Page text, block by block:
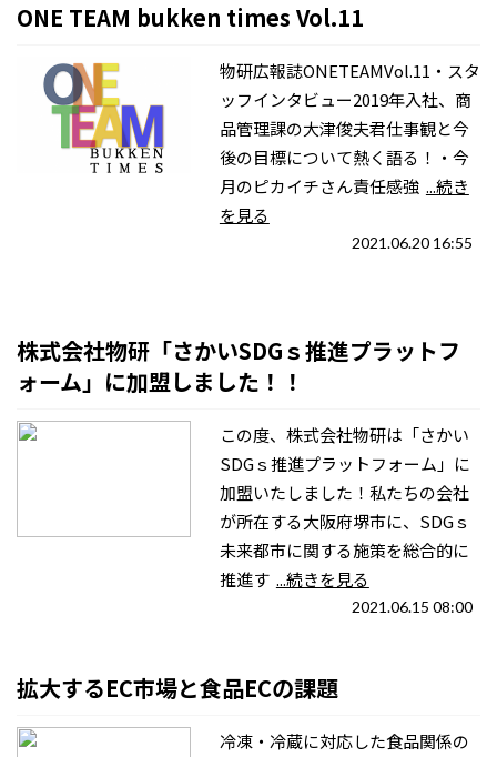
ONE TEAM bukken times Vol.11
物研広報誌ONETEAMVol.11・スタ
ッフインタビュー2019年入社、商
品管理課の大津俊夫君仕事観と今
後の目標について熱く語る！・今
月のピカイチさん責任感強 ...続き
を見る
2021.06.20 16:55
株式会社物研「さかいSDGｓ推進プラットフ
ォーム」に加盟しました！！
この度、株式会社物研は「さかい
SDGｓ推進プラットフォーム」に
加盟いたしました！私たちの会社
が所在する大阪府堺市に、SDGｓ
未来都市に関する施策を総合的に
推進す ...続きを見る
2021.06.15 08:00
拡大するEC市場と食品ECの課題
冷凍・冷蔵に対応した食品関係の